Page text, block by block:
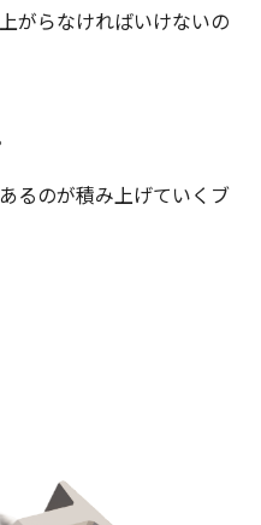
がらなければいけないの
るのが積み上げていくブ